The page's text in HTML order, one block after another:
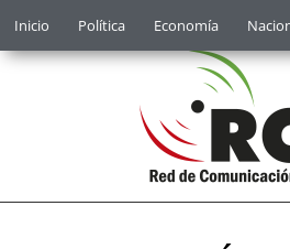
Inicio Política Economía